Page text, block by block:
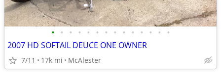
• • • • • • • • • • • • • •
2007 HD SOFTAIL DEUCE ONE OWNER
7/11 17k mi McAlester